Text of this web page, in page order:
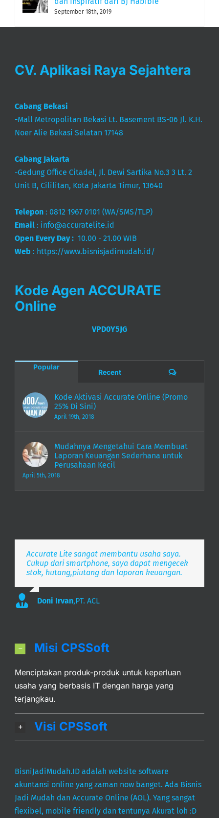
September 18th, 2019
CV. Aplikasi Raya Sejahtera
Cabang Bekasi
-Mall Metropolitan Bekasi Lt. Basement BS-06 Jl. K.H.
Noer Alie Bekasi Selatan 17148
Cabang Jakarta
-Gedung Office Citadel, Jl. Dewi Sartika No.3 3 Lt. 2
Unit B, Cililitan, Kota Jakarta Timur, 13640
Telepon : 0812 1967 0101 (WA/SMS/TLP)
Email : info@accuratelite.id
Open Every Day : 10.00 - 21.00 WIB
Web : https://www.bisnisjadimudah.id/
Kode Agen ACCURATE
Online
VPD0Y5JG
Popular
Recent Comments
Kode Aktivasi Accurate Online (Promo
25% Di Sini)
April 19th, 2018
Mudahnya Mengetahui Cara Membuat
Laporan Keuangan Sederhana untuk
Perusahaan Kecil
April 5th, 2018
Accurate Lite sangat membantu usaha saya.
Cukup dari smartphone, saya dapat mengecek
stok, hutang,piutang dan laporan keuangan.
Doni Irvan,PT. ACL
Aplikasi pembukuan Zaman Now, i’m Happy.
Simpel, Mobile Friendly, Realtime.
Misi CPSSoft
Menciptakan produk-produk untuk keperluan
usaha yang berbasis IT dengan harga yang
terjangkau.
Visi CPSSoft
BisniJadiMudah.ID adalah website software
akuntansi online yang zaman now banget. Ada Bisnis
Jadi Mudah dan Accurate Online (AOL). Yang sangat
flexibel, mobile friendly dan tentunya Akurat loh :D